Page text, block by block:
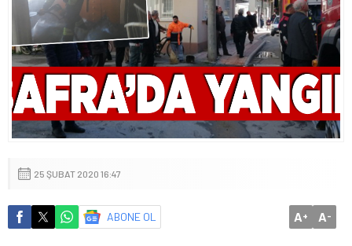
25 ŞUBAT 2020 16:47
ABONE OL A+ A-